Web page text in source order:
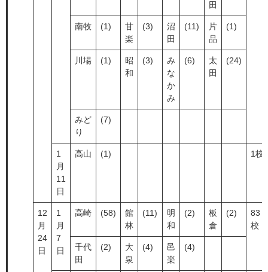
田
南牧 (1)
甘
楽
(3)
沼
田
(11)
片
品
(1)
川場 (1)
昭
和
(3)
み
な
か
み
(6)
太
田
(24)
みど
り
(7)
1
月
11
日
高山 (1) 1校
12
月
24
日
1
月
7
日
高崎 (58)
館
林
(11)
明
和
(2)
板
倉
(2)
83
校
千代
田
(2)
大
泉
(4)
邑
楽
(4)